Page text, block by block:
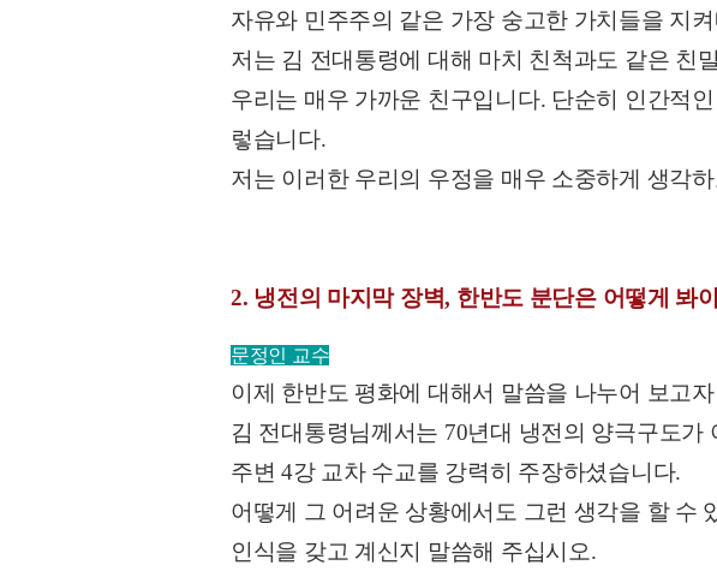
자유와 민주주의 같은 가장 숭고한 가치들을 지
저는 김 전대통령에 대해 마치 친척과도 같은 친
우리는 매우 가까운 친구입니다. 단순히 인간적
렇습니다.
저는 이러한 우리의 우정을 매우 소중하게 생각
2. 냉전의 마지막 장벽, 한반도 분단은 어떻게 봐
문정인 교수
이제 한반도 평화에 대해서 말씀을 나누어 보고
김 전대통령님께서는 70년대 냉전의 양극구도
주변 4강 교차 수교를 강력히 주장하셨습니다.
어떻게 그 어려운 상황에서도 그런 생각을 할 수
인식을 갖고 계신지 말씀해 주십시오.